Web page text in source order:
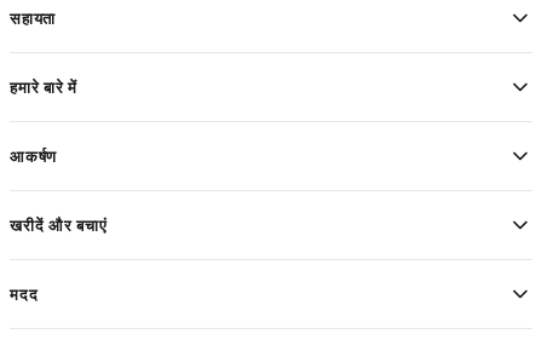
सहायता
हमारे बारे में
आकर्षण
खरीदें और बचाएं
मदद